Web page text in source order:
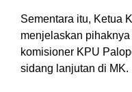
Sementara itu, Ketua
menjelaskan
komisioner KPU
sidang lanjutan di MK.